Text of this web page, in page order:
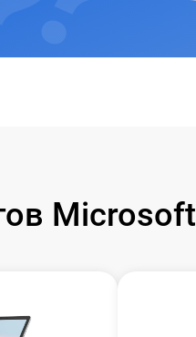
Microsoft